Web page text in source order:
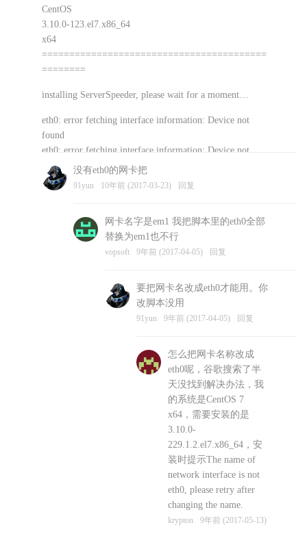
CentOS
3.10.0-123.el7.x86_64
x64
=========================================
========
installing ServerSpeeder, please wait for a moment…
eth0: error fetching interface information: Device not
found
eth0: error fetching interface information: Device not
found
vopsoft 10年前 (2017-03-23) 回复
没有eth0的网卡把
91yun 10年前 (2017-03-23) 回复
网卡名字是em1 我把脚本里的eth0全部
替换为em1也不行
vopsoft 9年前 (2017-04-05) 回复
要把网卡名改成eth0才能用。你
改脚本没用
91yun 9年前 (2017-04-05) 回复
怎么把网卡名称改成
eth0呢，谷歌搜索了半
天没找到解决办法，我
的系统是CentOS 7
x64，需要安装的是
3.10.0-
229.1.2.el7.x86_64，安
装时提示The name of
network interface is not
eth0, please retry after
changing the name.
krypton 9年前 (2017-05-13)